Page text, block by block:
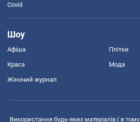
Covid
Шоу
Афіша Плітки
Краса Мода
Жіночий журнал
Використання будь-яких матеріалів ( в